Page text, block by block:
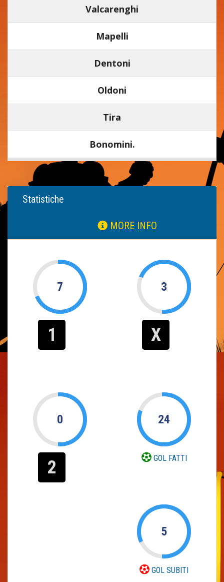
Valcarenghi
Mapelli
Dentoni
Oldoni
Tira
Bonomini.
Statistiche
MORE INFO
7
1
3
X
0
2
24
GOL FATTI
5
GOL SUBITI